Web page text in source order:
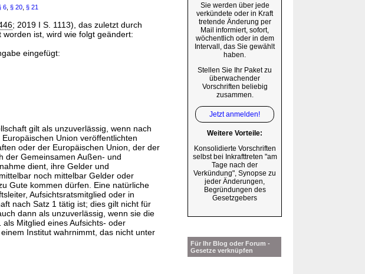
6 § 20 § 21
; 2019 I S. 1113), das zuletzt durch
worden ist, wird wie folgt geändert:
eingefügt:
gilt als unzuverlässig, wenn nach
Union veröffentlichten
oder der Europäischen Union, der der
der Gemeinsamen Außen- und
dient, ihre Gelder und
noch mittelbar Gelder oder
Gute kommen dürfen. Eine natürliche
Aufsichtsratsmitglied oder in
nach Satz 1 tätig ist; dies gilt nicht für
dann als unzuverlässig, wenn sie die
Mitglied eines Aufsichts- oder
Institut wahrnimmt, das nicht unter
Sie werden über jede
verkündete oder in Kraft
tretende Änderung per
Mail informiert, sofort,
wöchentlich oder in dem
Intervall, das Sie gewählt
haben.
Stellen Sie Ihr Paket zu
überwachender
Vorschriften beliebig
zusammen.
Jetzt anmelden!
Weitere Vorteile:
Konsolidierte Vorschriften
selbst bei Inkrafttreten "am
Tage nach der
Verkündung", Synopse zu
jeder Änderungen,
Begründungen des
Gesetzgebers
Für Ihr Blog oder Forum -
Gesetze verknüpfen